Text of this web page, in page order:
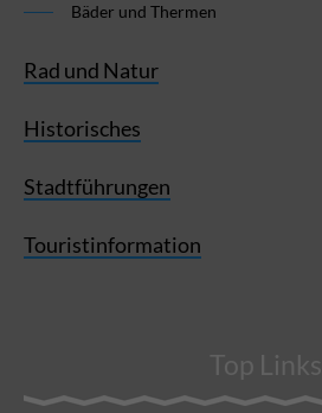
Bäder und Thermen
Rad und Natur
Historisches
Stadtführungen
Touristinformation
Top Links